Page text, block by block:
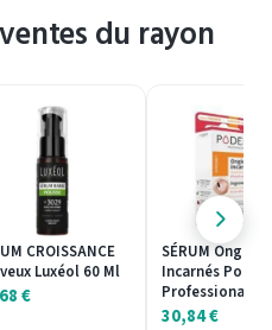
du rayon
CROISSANCE
Luxéol 60 Ml
€
SÉRUM Ongles
Incarnés
Professional 8
30,84€